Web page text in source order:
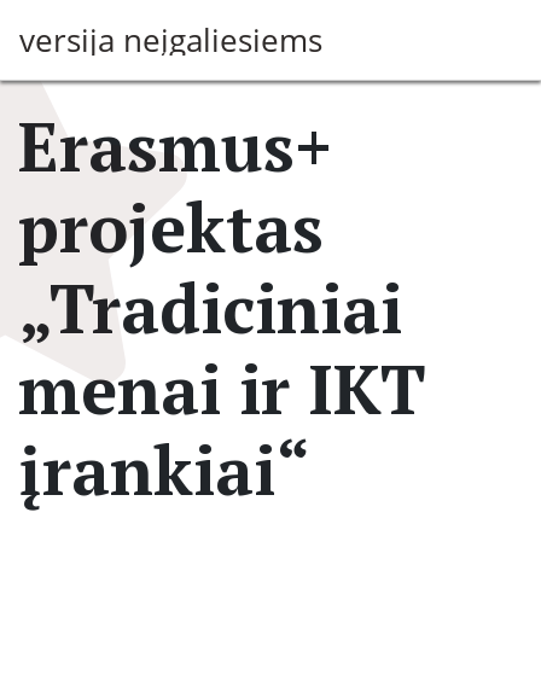
versija neįgaliesiems
Erasmus+
projektas
„Tradiciniai
menai ir IKT
įrankiai“